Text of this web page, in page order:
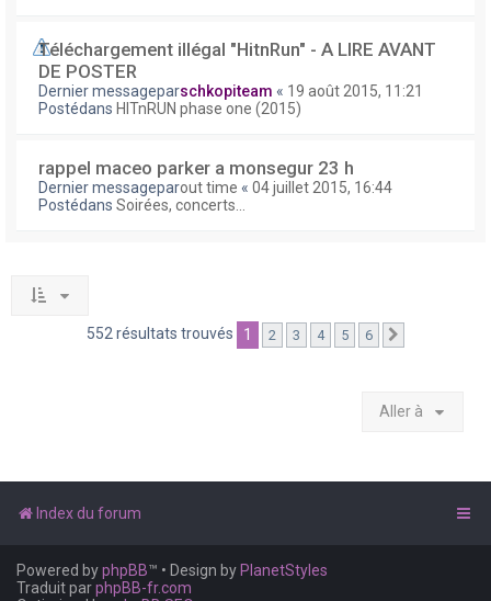
Téléchargement illégal "HitnRun" - A LIRE AVANT
DE POSTER
Dernier messageparschkopiteam « 19 août 2015, 11:21
Postédans HITnRUN phase one (2015)
rappel maceo parker a monsegur 23 h
Dernier messageparout time « 04 juillet 2015, 16:44
Postédans Soirées, concerts...
552 résultats trouvés 1 2 3 4 5 6
Aller à
Index du forum
Powered byphpBB™ • Design by PlanetStyles
Traduit parphpBB-fr.com